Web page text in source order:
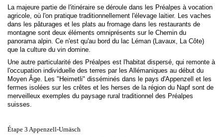
La majeure partie de l'itinéraire se déroule dans les Préalpes à vocation
agricole, où l'on pratique traditionnellement l'élevage laitier. Les vaches
dans les pâturages et les plats au fromage dans les restaurants de
montagne sont deux éléments omniprésents sur le Chemin du
panorama alpin. Ce n'est qu'au bord du lac Léman (Lavaux, La Côte)
que la culture du vin domine.
Une autre particularité des Préalpes est l'habitat dispersé, qui remonte à
l'occupation individuelle des terres par les Allémaniques au début du
Moyen Âge. Les "Heimetli" disséminés dans le pays d'Appenzell et les
fermes isolées sur les crêtes et les herses de la région du Napf sont de
merveilleux exemples du paysage rural traditionnel des Préalpes
suisses.
Étape 3 Appenzell-Urnäsch